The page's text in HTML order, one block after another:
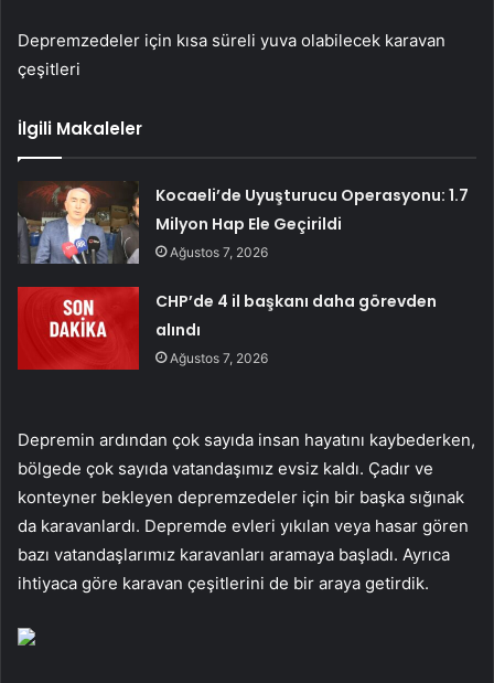
Depremzedeler için kısa süreli yuva olabilecek karavan
çeşitleri
İlgili Makaleler
Kocaeli’de Uyuşturucu Operasyonu: 1.7
Milyon Hap Ele Geçirildi
Ağustos 7, 2026
CHP’de 4 il başkanı daha görevden
alındı
Ağustos 7, 2026
Depremin ardından çok sayıda insan hayatını kaybederken,
bölgede çok sayıda vatandaşımız evsiz kaldı. Çadır ve
konteyner bekleyen depremzedeler için bir başka sığınak
da karavanlardı. Depremde evleri yıkılan veya hasar gören
bazı vatandaşlarımız karavanları aramaya başladı. Ayrıca
ihtiyaca göre karavan çeşitlerini de bir araya getirdik.